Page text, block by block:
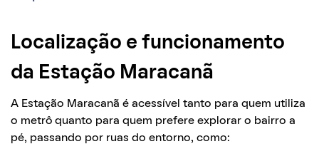
Localização e funcionamento
da Estação Maracanã
A Estação Maracanã é acessível tanto para quem utiliza
o metrô quanto para quem prefere explorar o bairro a
pé, passando por ruas do entorno, como: